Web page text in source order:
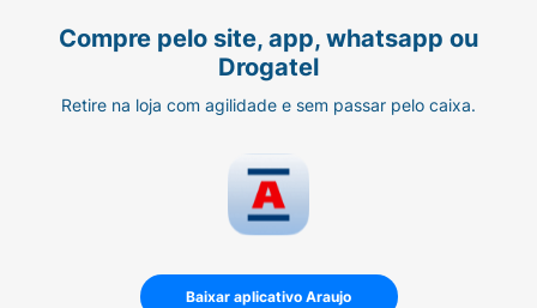
Compre pelo site, app, whatsapp ou
Drogatel
Retire na loja com agilidade e sem passar pelo caixa.
Baixar aplicativo Araujo